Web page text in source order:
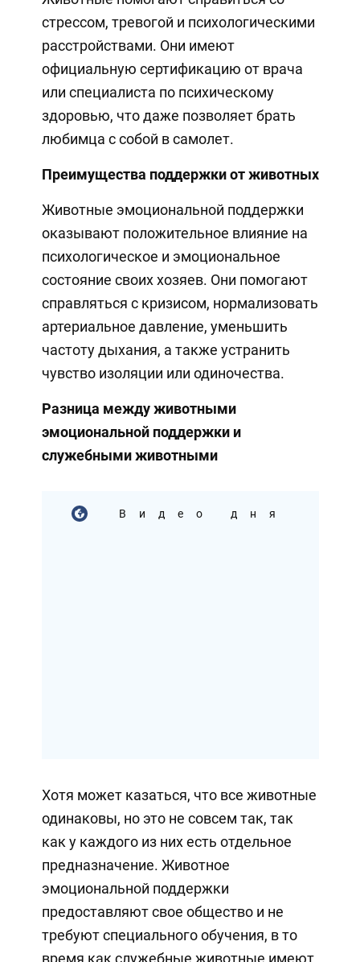
стрессом, тревогой и психологическими
расстройствами. Они имеют
официальную сертификацию от врача
или специалиста по психическому
здоровью, что даже позволяет брать
любимца с собой в самолет.
Преимущества поддержки от животных
Животные эмоциональной поддержки
оказывают положительное влияние на
психологическое и эмоциональное
состояние своих хозяев. Они помогают
справляться с кризисом, нормализовать
артериальное давление, уменьшить
частоту дыхания, а также устранить
чувство изоляции или одиночества.
Разница между животными
эмоциональной поддержки и
служебными животными
Видео дня
Хотя может казаться, что все животные
одинаковы, но это не совсем так, так
как у каждого из них есть отдельное
предназначение. Животное
эмоциональной поддержки
предоставляют свое общество и не
требуют специального обучения, в то
время как служебные животные имеют